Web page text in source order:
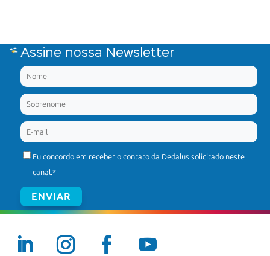
Assine nossa Newsletter
Eu concordo em receber o contato da Dedalus solicitado neste
canal.*